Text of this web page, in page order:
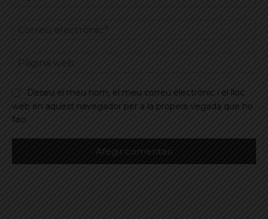
Deseu el meu nom, el meu correu electrònic i el lloc
web en aquest navegador per a la propera vegada que ho
faci.